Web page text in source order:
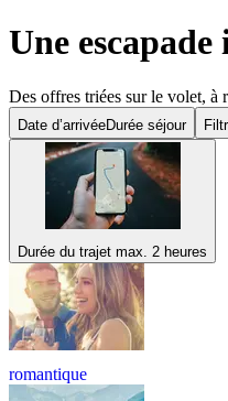
Une
Des offres triées sur le volet, à
Date d’arrivéeDurée séjour
Durée du trajet max. 2 heures
romantique